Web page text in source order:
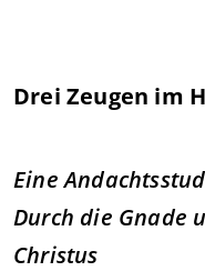
Drei Zeugen im
Eine
Durch die Gnade
Christus